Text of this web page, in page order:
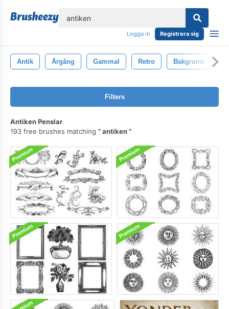
Logga in Registrera sig
Antik Årgång Gammal Retro Bakgrund
Filters
Antiken Penslar
193 free brushes matching
antiken